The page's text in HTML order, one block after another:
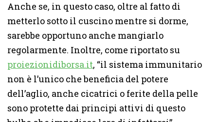
Anche se, in questo caso, oltre al fatto di
metterlo sotto il cuscino mentre si dorme,
sarebbe opportuno anche mangiarlo
regolarmente. Inoltre, come riportato su
proiezionidiborsa.it, “il sistema immunitario
non è l’unico che beneficia del potere
dell’aglio, anche cicatrici o ferite della pelle
sono protette dai principi attivi di questo